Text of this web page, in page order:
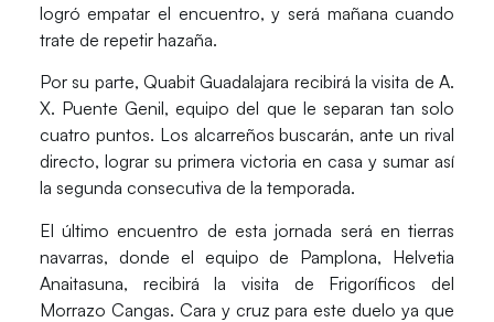
logró empatar el encuentro, y será mañana cuando
trate de repetir hazaña.
Por su parte, Quabit Guadalajara recibirá la visita deA.
X. Puente Genil, equipo del que le separan tan solo
cuatro puntos. Los alcarreños buscarán, ante un rival
directo, lograr su primera victoria en casa y sumar así
la segunda consecutiva de la temporada.
El último encuentro de esta jornada será en tierras
navarras, donde el equipo de Pamplona, Helvetia
Anaitasuna, recibirá la visita de Frigoríficos del
Morrazo Cangas. Cara y cruz para este duelo ya que